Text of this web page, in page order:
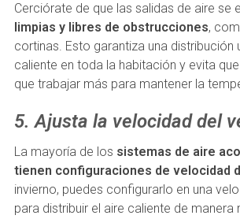
Cerciórate de que las salidas de aire se
limpias y libres de obstrucciones,
cortinas. Esto garantiza una distribución
caliente en toda la habitación y evita
que trabajar más para mantener la
5. Ajusta la velocidad del
La mayoría de los sistemas de aire
tienen configuraciones de velocidad
invierno, puedes configurarlo en una
para distribuir el aire caliente de manera